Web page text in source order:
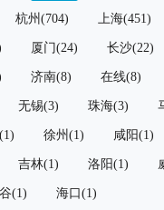
杭州(704) 上海(451)
厦门(24) 长沙(22)
济南(8) 在线(8)
无锡(3) 珠海(3)
徐州(1) 咸阳(1)
吉林(1) 洛阳(1)
(1) 海口(1)